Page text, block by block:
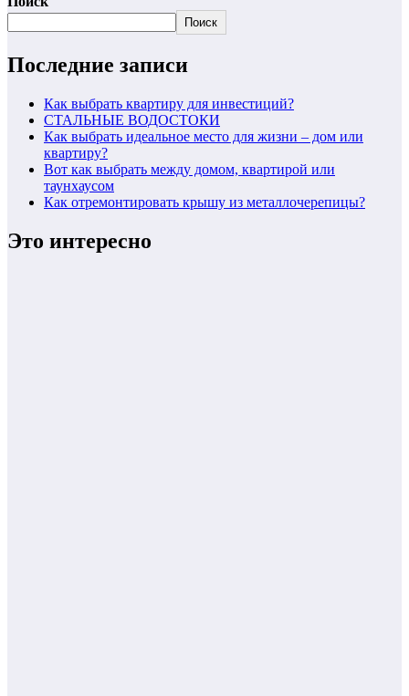
Поиск
Последние записи
Как выбрать квартиру для инвестиций?
СТАЛЬНЫЕ ВОДОСТОКИ
Как выбрать идеальное место для жизни – дом или
квартиру?
Вот как выбрать между домом, квартирой или
таунхаусом
Как отремонтировать крышу из металлочерепицы?
Это интересно